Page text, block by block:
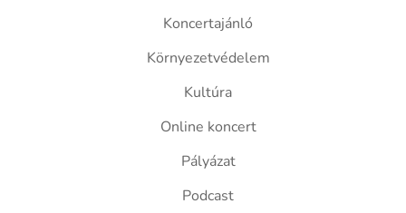
Koncertajánló
Környezetvédelem
Kultúra
Online koncert
Pályázat
Podcast